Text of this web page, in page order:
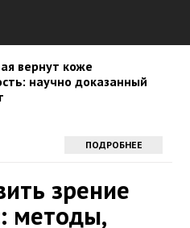
вернут коже
научно доказанный
ПОДРОБНЕЕ
зрение
методы,